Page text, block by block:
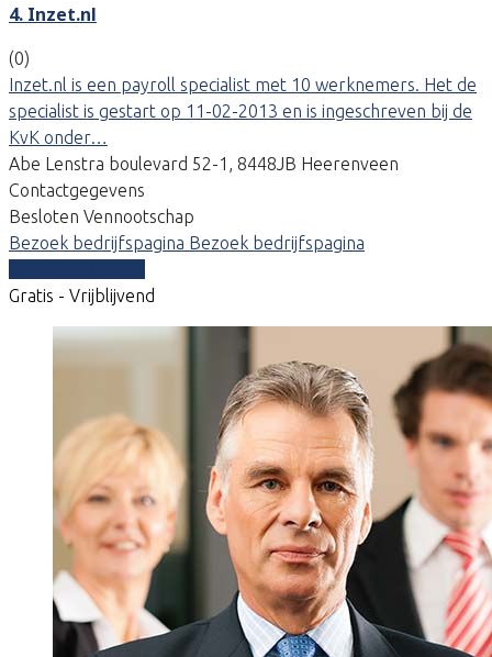
4. Inzet.nl
(0)
Inzet.nl is een payroll specialist met 10 werknemers. Het de
specialist is gestart op 11-02-2013 en is ingeschreven bij de
KvK onder…
Abe Lenstra boulevard 52-1, 8448JB Heerenveen
Contactgegevens
Besloten Vennootschap
Bezoek bedrijfspagina Bezoek bedrijfspagina
Gratis - Vrijblijvend